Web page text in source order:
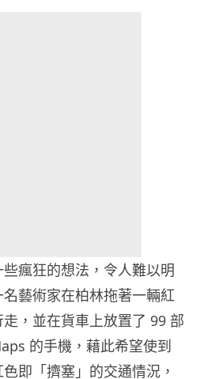
瘋狂的想法，令人難以明
藝術家在柏林拖著一輛紅
，並在貨車上放置了 99 部
的手機，藉此希望使到
即「擠塞」的交通情況，